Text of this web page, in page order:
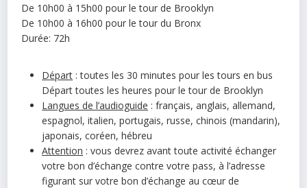
De 10h00 à 15h00 pour le tour de Brooklyn
De 10h00 à 16h00 pour le tour du Bronx
Durée: 72h
Départ : toutes les 30 minutes pour les tours en bus
Départ toutes les heures pour le tour de Brooklyn
Langues de l’audioguide : français, anglais, allemand,
espagnol, italien, portugais, russe, chinois (mandarin),
japonais, coréen, hébreu
Attention : vous devrez avant toute activité échanger
votre bon d’échange contre votre pass, à l’adresse
figurant sur votre bon d’échange au cœur de